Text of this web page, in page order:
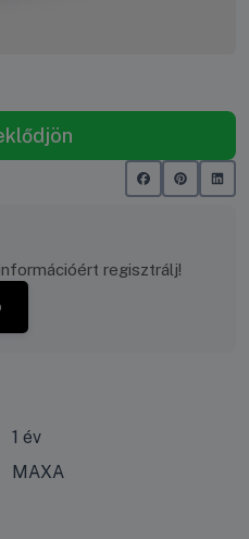
regisztrálj!
1 év
MAXA